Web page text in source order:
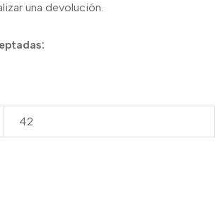
una devolución.
42